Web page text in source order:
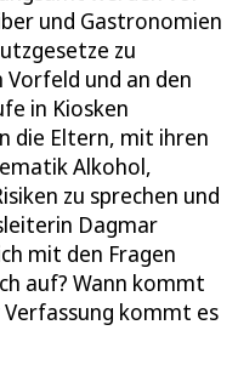
und Gastronomien
zu
und an den
in Kiosken
die Eltern, mit ihren
Alkohol,
zu sprechen und
Dagmar
mit den Fragen
auf? Wann kommt
Verfassung kommt es